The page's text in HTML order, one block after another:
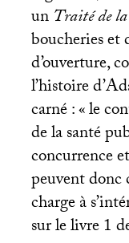
unTraité de
boucheries et
d’ouverture,
l’histoire
carné : «le
de la santé
concurrence
peuvent
charge à
sur le livre 1